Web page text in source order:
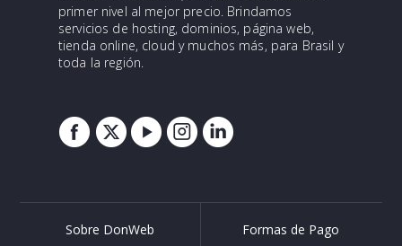
primer nivel al mejor precio. Brindamos
servicios de hosting, dominios, página web,
tienda online, cloud y muchos más, para Brasil y
toda la región.
Sobre DonWeb Formas de Pago